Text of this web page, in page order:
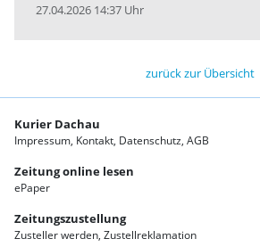
27.04.2026 14:37 Uhr
zurück zur Übersicht
Kurier Dachau
Impressum Kontakt Datenschutz AGB
Zeitung online lesen
ePaper
Zeitungszustellung
Zusteller werden Zustellreklamation